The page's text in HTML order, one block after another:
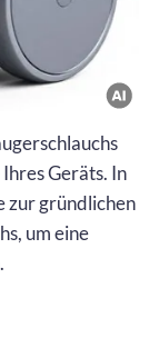
Geräts. In
zur gründlichen
um eine